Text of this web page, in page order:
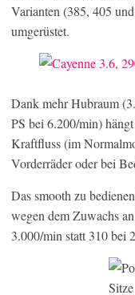
Varianten (385, 405
umgerüstet.
Dank mehr Hubraum
PS bei 6.200/min)
Kraftfluss (im
Vorderräder oder bei
Das smooth zu
wegen dem Zuwachs
3.000/min statt 310 bei